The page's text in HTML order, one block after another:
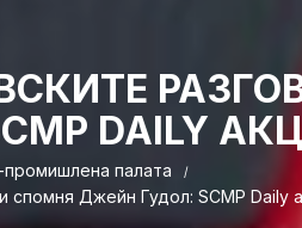
DAILY
палaта
Джейн Гудол: SCMP Daily